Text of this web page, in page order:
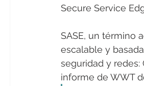
Secure Service
SASE, un término
escalable y
seguridad y redes:
informe de WWT